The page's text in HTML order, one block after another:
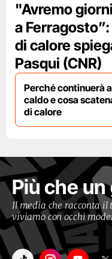
"Avremo
a
di calore
Pasqui (CNR)
Perché continuerà
caldo e cosa
di calore
Più che
Il media che racconta il
viviamo con occhi